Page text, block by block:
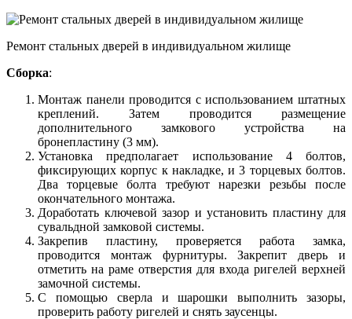
Ремонт стальных дверей в индивидуальном жилище
Сборка:
Монтаж панели проводится с использованием штатных
креплений. Затем проводится размещение
дополнительного замкового устройства на
бронепластину (3 мм).
Установка предполагает использование 4 болтов,
фиксирующих корпус к накладке, и 3 торцевых болтов.
Два торцевые болта требуют нарезки резьбы после
окончательного монтажа.
Доработать ключевой зазор и установить пластину для
сувальдной замковой системы.
Закрепив пластину, проверяется работа замка,
проводится монтаж фурнитуры. Закрепит дверь и
отметить на раме отверстия для входа ригелей верхней
замочной системы.
С помощью сверла и шарошки выполнить зазоры,
проверить работу ригелей и снять заусенцы.